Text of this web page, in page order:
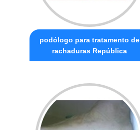
podólogo para tratamento de
rachaduras República